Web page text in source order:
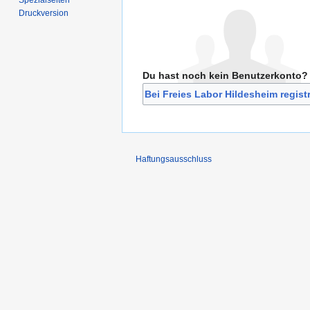
Du hast noch kein Benutzerkonto?
Bei Freies Labor Hildesheim
Druckversion
Haftungsausschluss